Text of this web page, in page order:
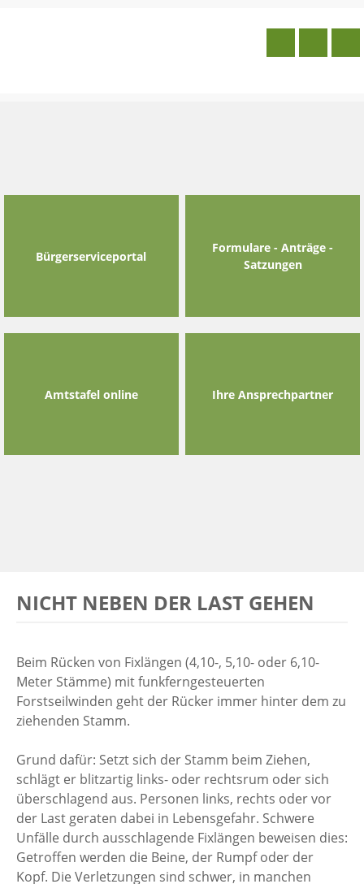
Bürgerserviceportal
Formulare - Anträge -
Satzungen
Amtstafel online Ihre Ansprechpartner
NICHT NEBEN DER LAST GEHEN
Beim Rücken von Fixlängen (4,10-, 5,10- oder 6,10-
Meter Stämme) mit funkferngesteuerten
Forstseilwinden geht der Rücker immer hinter dem zu
ziehenden Stamm.
Grund dafür: Setzt sich der Stamm beim Ziehen,
schlägt er blitzartig links- oder rechtsrum oder sich
überschlagend aus. Personen links, rechts oder vor
der Last geraten dabei in Lebensgefahr. Schwere
Unfälle durch ausschlagende Fixlängen beweisen dies:
Getroffen werden die Beine, der Rumpf oder der
Kopf. Die Verletzungen sind schwer, in manchen